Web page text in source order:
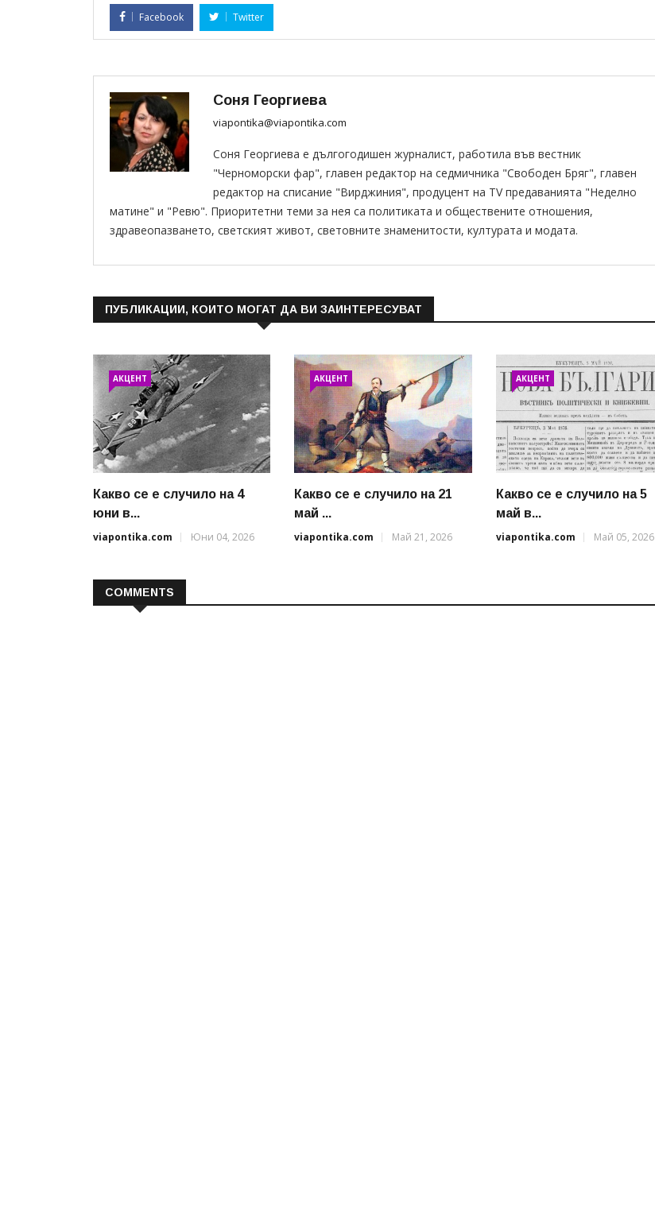
Facebook Twitter
Соня Георгиева
viapontika@viapontika.com
Соня Георгиева е дългогодишен журналист, работила във вестник
"Черноморски фар", главен редактор на седмичника "Свободен Бряг", главен
редактор на списание "Вирджиния", продуцент на TV предаванията "Неделно
матине" и "Ревю". Приоритетни теми за нея са политиката и обществените отношения,
здравеопазването, светският живот, световните знаменитости, културата и модата.
ПУБЛИКАЦИИ, КОИТО МОГАТ ДА ВИ ЗАИНТЕРЕСУВАТ
АКЦЕНТ
Какво се е случило на 4
юни в...
viapontika.com
Юни 04, 2026
АКЦЕНТ
Какво се е случило на 21
май ...
viapontika.com
Май 21, 2026
АКЦЕНТ
Какво се е случило на 5
май в...
viapontika.com
Май 05, 2026
COMMENTS